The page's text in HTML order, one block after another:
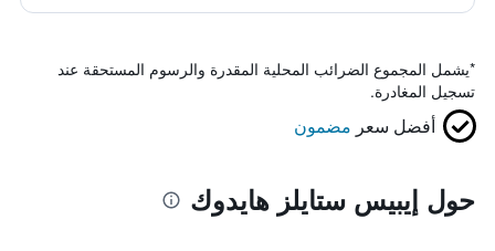
*يشمل المجموع الضرائب المحلية المقدرة والرسوم المستحقة عند
تسجيل المغادرة.
أفضل سعر مضمون
حول إيبيس ستايلز هايدوك